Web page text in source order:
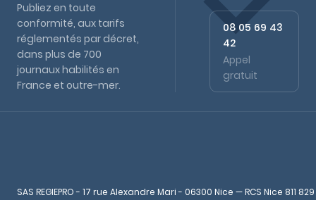
Publiez en toute
conformité, aux tarifs
réglementés par décret,
dans plus de 700
journaux habilités en
France et outre-mer.
08 05 69 43
42
Appel
gratuit
SAS REGIEPRO - 17 rue Alexandre Mari - 06300 Nice — RCS Nice 811